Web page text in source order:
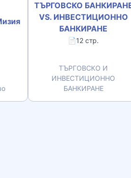
ТЪРГОВСКО
VS. ИНВЕСТИЦИОННО
БАНКИРАНЕ
📄12 стр.
ТЪРГОВСКО И
ИНВЕСТИЦИОННО
БАНКИРАНЕ